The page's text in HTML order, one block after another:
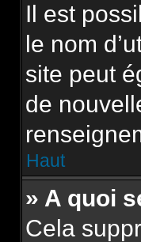
Il est
le nom
site peut
de
Haut
» A quoi
Cela